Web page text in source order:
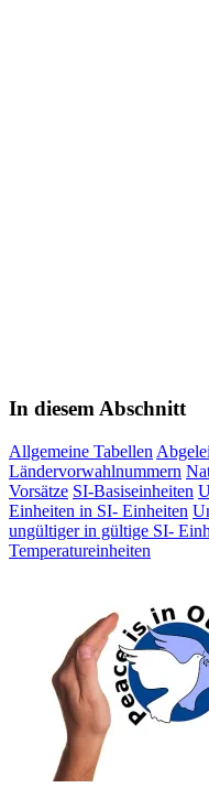
In diesem Abschnitt
Allgemeine Tabellen
Ländervorwahlnummern
Vorsätze SI-Basiseinheiten
Einheiten in SI- Einheiten
ungültiger in gültige SI-
Temperatureinheiten